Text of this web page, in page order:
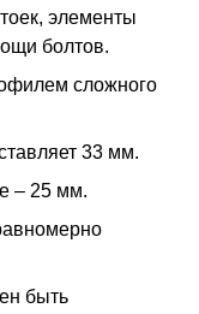
элементы
болтов.
сложного
33 мм.
– 25 мм.
быть